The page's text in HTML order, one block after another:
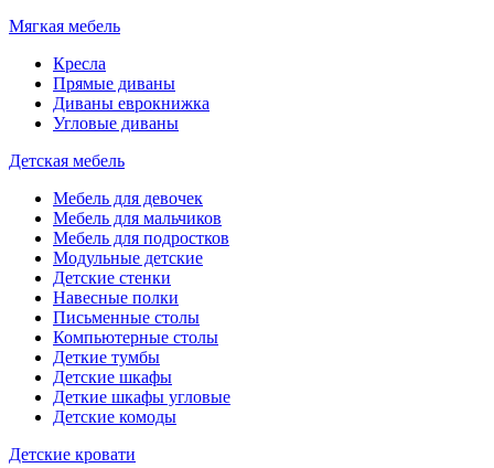
Мягкая мебель
Кресла
Прямые диваны
Диваны еврокнижка
Угловые диваны
Детская мебель
Мебель для девочек
Мебель для мальчиков
Мебель для подростков
Модульные детские
Детские стенки
Навесные полки
Письменные столы
Компьютерные столы
Деткие тумбы
Детские шкафы
Деткие шкафы угловые
Детские комоды
Детские кровати